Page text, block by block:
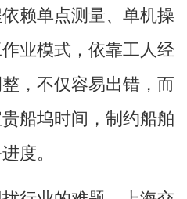
赖单点测量、单机操
业模式，依靠工人经
，不仅容易出错，而
船坞时间，制约船舶
度。